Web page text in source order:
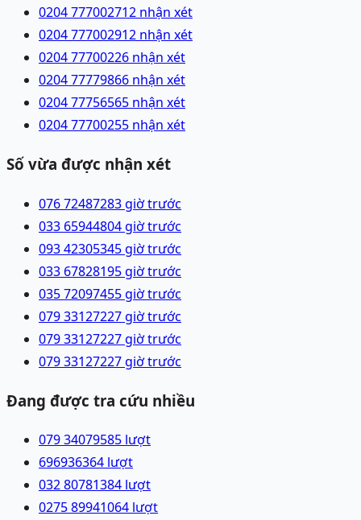
0204 777002712 nhận xét
0204 777002912 nhận xét
0204 77700226 nhận xét
0204 77779866 nhận xét
0204 77756565 nhận xét
0204 77700255 nhận xét
Số vừa được nhận xét
076 72487283 giờ trước
033 65944804 giờ trước
093 42305345 giờ trước
033 67828195 giờ trước
035 72097455 giờ trước
079 33127227 giờ trước
079 33127227 giờ trước
079 33127227 giờ trước
Đang được tra cứu nhiều
079 34079585 lượt
696936364 lượt
032 80781384 lượt
0275 89941064 lượt